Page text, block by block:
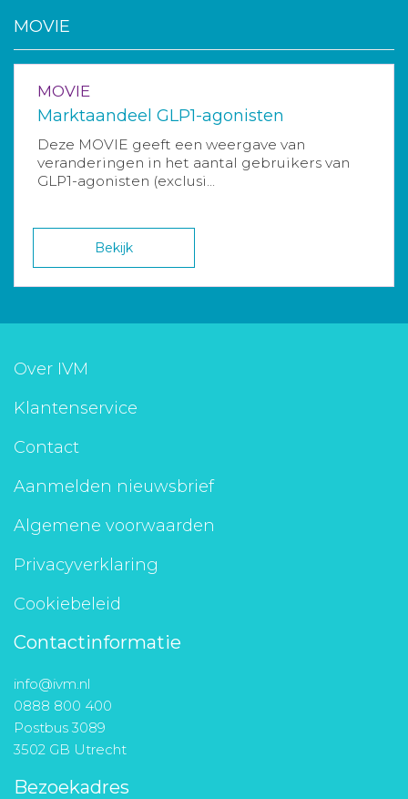
MOVIE
MOVIE
Marktaandeel GLP1-agonisten
Deze MOVIE geeft een weergave van
veranderingen in het aantal gebruikers van
GLP1-agonisten (exclusi...
Bekijk
Over IVM
Klantenservice
Contact
Aanmelden nieuwsbrief
Algemene voorwaarden
Privacyverklaring
Cookiebeleid
Contactinformatie
info@ivm.nl
0888 800 400
Postbus 3089
3502 GB Utrecht
Bezoekadres